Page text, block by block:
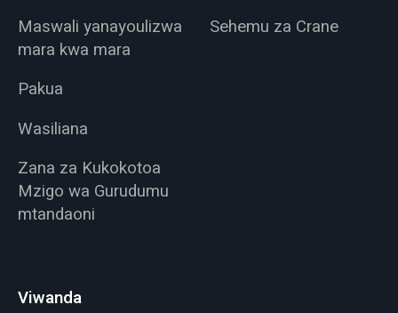
Maswali yanayoulizwa
mara kwa mara
Pakua
Wasiliana
Zana za Kukokotoa
Mzigo wa Gurudumu
mtandaoni
Sehemu za Crane
Viwanda